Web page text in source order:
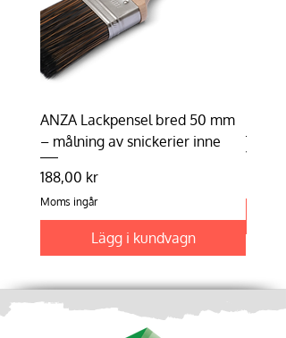
ANZA Lackpensel bred 50 mm
– målning av snickerier inne
Pris
188,00 kr
Moms ingår
Lägg i kundvagn
Pris
198,75